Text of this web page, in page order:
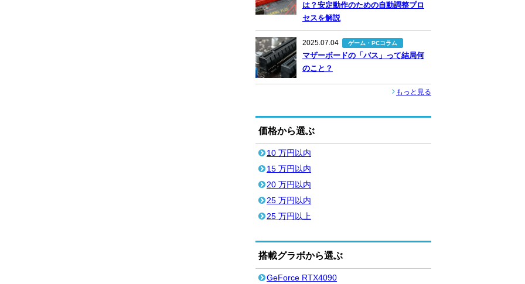
は？安定動作のための自動調整プロ
セスを解説
2025.07.04 ゲーム・PCコラム
マザーボードの「バス」って結局何
のこと？
もっと見る
価格から選ぶ
10 万円以内
15 万円以内
20 万円以内
25 万円以内
25 万円以上
搭載グラボから選ぶ
GeForce RTX4090